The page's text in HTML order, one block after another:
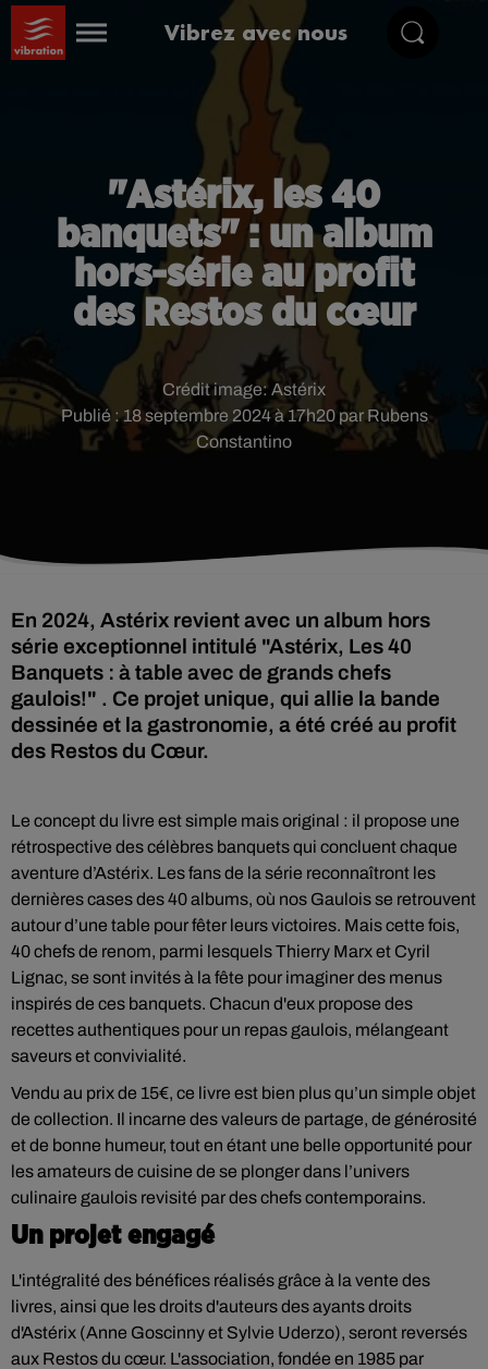
Vibrez avec nous
"Astérix, les 40
banquets" : un album
hors-série au profit
des Restos du cœur
Publié : 18 septembre 2024 à 17h20 par Rubens
Constantino
Crédit image:Astérix
En 2024, Astérix revient avec un album hors
série exceptionnel intitulé "Astérix, Les 40
Banquets : à table avec de grands chefs
gaulois!" . Ce projet unique, qui allie la bande
dessinée et la gastronomie, a été créé au profit
des Restos du Cœur.
Le concept du livre est simple mais original : il propose une
rétrospective des célèbres banquets qui concluent chaque
aventure d’Astérix. Les fans de la série reconnaîtront les
dernières cases des 40 albums, où nos Gaulois se retrouvent
autour d’une table pour fêter leurs victoires. Mais cette fois,
40 chefs de renom, parmi lesquels Thierry Marx et Cyril
Lignac, se sont invités à la fête pour imaginer des menus
inspirés de ces banquets. Chacun d'eux propose des
recettes authentiques pour un repas gaulois, mélangeant
saveurs et convivialité.
Vendu au prix de 15€, ce livre est bien plus qu’un simple objet
de collection. Il incarne des valeurs de partage, de générosité
et de bonne humeur, tout en étant une belle opportunité pour
les amateurs de cuisine de se plonger dans l’univers
culinaire gaulois revisité par des chefs contemporains.
Un projet engagé
L'intégralité des bénéfices réalisés grâce à la vente des
livres, ainsi que les droits d'auteurs des ayants droits
d'Astérix (Anne Goscinny et Sylvie Uderzo), seront reversés
aux Restos du cœur. L'association, fondée en 1985 par